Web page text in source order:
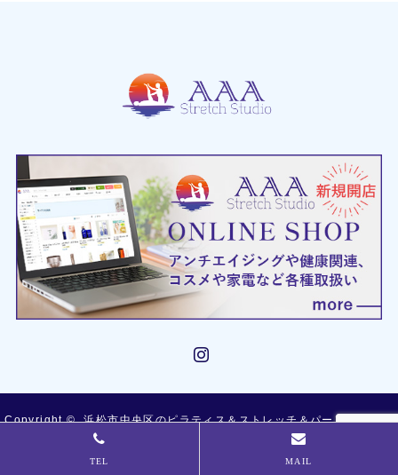
Copyright ©浜松市中央区のピラティス＆ストレッチ＆パーソナルトレ
TEL MAIL